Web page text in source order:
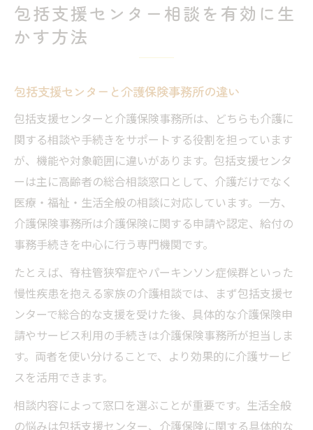
包括支援センター相談を有効に生
かす方法
包括支援センターと介護保険事務所の違い
包括支援センターと介護保険事務所は、どちらも介護に
関する相談や手続きをサポートする役割を担っています
が、機能や対象範囲に違いがあります。包括支援センタ
ーは主に高齢者の総合相談窓口として、介護だけでなく
医療・福祉・生活全般の相談に対応しています。一方、
介護保険事務所は介護保険に関する申請や認定、給付の
事務手続きを中心に行う専門機関です。
たとえば、脊柱管狭窄症やパーキンソン症候群といった
慢性疾患を抱える家族の介護相談では、まず包括支援セ
ンターで総合的な支援を受けた後、具体的な介護保険申
請やサービス利用の手続きは介護保険事務所が担当しま
す。両者を使い分けることで、より効果的に介護サービ
スを活用できます。
相談内容によって窓口を選ぶことが重要です。生活全般
の悩みは包括支援センター、介護保険に関する具体的な